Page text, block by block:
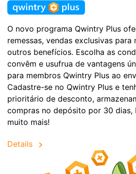
O novo programa Qwintry Plus
remessas, vendas exclusivas para
outros benefícios. Escolha as
convêm e usufrua de vantagens
para membros Qwintry Plus ao
Cadastre-se no Qwintry Plus e
prioritário de desconto,
compras no depósito por 30 dias,
muito mais!
Details